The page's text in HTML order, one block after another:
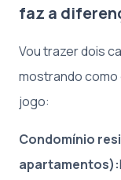
faz a
Vou trazer dois
mostrando como
jogo:
Condomínio
apartamentos):